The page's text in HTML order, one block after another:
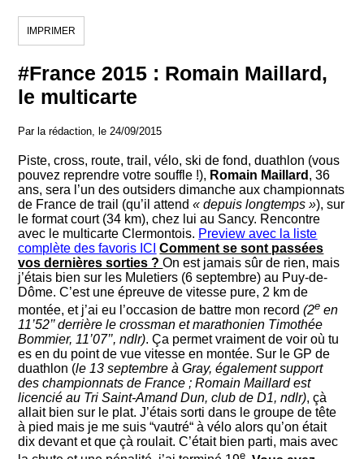
IMPRIMER
#France 2015 : Romain Maillard,
le multicarte
Par la rédaction, le 24/09/2015
Piste, cross, route, trail, vélo, ski de fond, duathlon (vous
pouvez reprendre votre souffle !), Romain Maillard , 36
ans, sera l’un des outsiders dimanche aux championnats
de France de trail (qu’il attend« depuis longtemps »), sur
le format court (34 km), chez lui au Sancy. Rencontre
avec le multicarte Clermontois. Preview avec la liste
complète des favoris ICI Comment se sont passées
vos dernières sorties ?On est jamais sûr de rien, mais
j’étais bien sur les Muletiers (6 septembre) au Puy-de-
Dôme. C’est une épreuve de vitesse pure, 2 km de
montée, et j’ai eu l’occasion de battre mon record(2e en
11’52’’ derrière le crossman et marathonien Timothée
Bommier, 11’07’’, ndlr). Ça permet vraiment de voir où tu
es en du point de vue vitesse en montée. Sur le GP de
duathlon (le 13 septembre à Gray, également support
des championnats de France ; Romain Maillard est
licencié au Tri Saint-Amand Dun, club de D1, ndlr), çà
allait bien sur le plat. J’étais sorti dans le groupe de tête
à pied mais je me suis “vautré“ à vélo alors qu’on était
dix devant et que çà roulait. C’était bien parti, mais avec
e